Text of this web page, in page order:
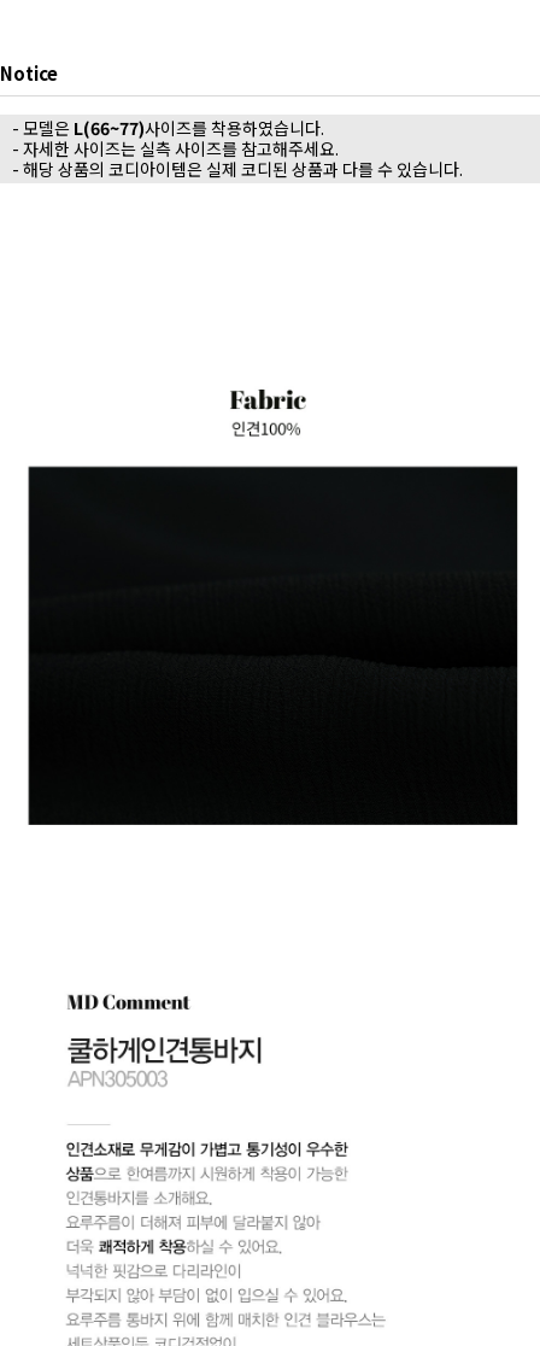
Notice
- 모델은 L(66~77)사이즈를 착용하였습니다.
- 자세한 사이즈는 실측 사이즈를 참고해주세요.
- 해당 상품의 코디아이템은 실제 코디된 상품과 다를 수 있습니다.